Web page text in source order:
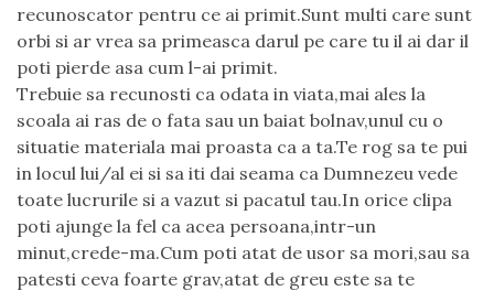
recunoscator pentru ce ai primit.Sunt multi care sunt
orbi si ar vrea sa primeasca darul pe care tu il ai dar il
poti pierde asa cum l-ai primit.
Trebuie sa recunosti ca odata in viata,mai ales la
scoala ai ras de o fata sau un baiat bolnav,unul cu o
situatie materiala mai proasta ca a ta.Te rog sa te pui
in locul lui/al ei si sa iti dai seama ca Dumnezeu vede
toate lucrurile si a vazut si pacatul tau.In orice clipa
poti ajunge la fel ca acea persoana,intr-un
minut,crede-ma.Cum poti atat de usor sa mori,sau sa
patesti ceva foarte grav,atat de greu este sa te